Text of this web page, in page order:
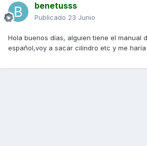
benetusss
Publicado 23 Junio
Hola buenos días, alguien tiene el manual
español,voy a sacar cilindro etc y me